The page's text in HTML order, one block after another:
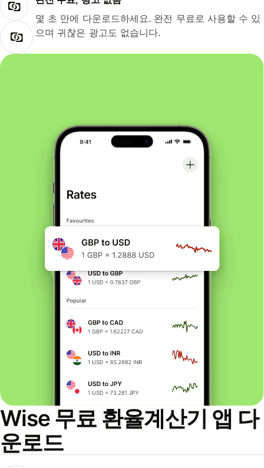
몇 초 만에 다운로드하세요. 완전 무료로 사용할 수 있
으며 귀찮은 광고도 없습니다.
Wise 무료 환율계산기 앱 다
운로드